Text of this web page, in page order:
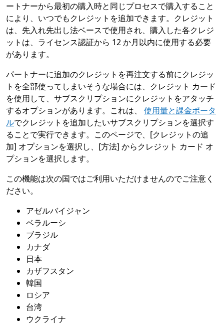
ートナーから最初の購入時と同じプロセスで購入すること
により、いつでもクレジットを追加できます。クレジット
は、先入れ先出し法ベースで使用され、購入した各クレジ
ットは、ライセンス認証から 12 か月以内に使用する必要
があります。
パートナーに追加のクレジットを再注文する前にクレジッ
トを全部使ってしまいそうな場合には、クレジット カード
を使用して、サブスクリプションにクレジットをアタッチ
するオプションがあります。これは、 使用量と課金ポータ
ルでクレジットを追加したいサブスクリプションを選択す
ることで実行できます。このページで、[クレジットの追
加] オプションを選択し、[方法] からクレジット カード オ
プションを選択します。
この機能は次の国ではご利用いただけませんのでご注意く
ださい。
アゼルバイジャン
ベラルーシ
ブラジル
カナダ
日本
カザフスタン
韓国
ロシア
台湾
ウクライナ